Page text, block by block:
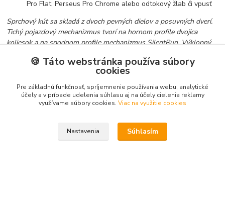
Pro Flat, Perseus Pro Chrome alebo odtokový žlab či vpusť
Sprchový kút sa skladá z dvoch pevných dielov a posuvných dverí.
Tichý pojazdový mechanizmus tvorí na hornom profile dvojica
koliesok a na spodnom profile mechanizmusSilentRun. Výklopný
profilom (BLNPS) môžete sprispôsobiť stavebný otvor až o 2 cm
z každej strany. Nemusíte tak zbytočne platiť za výrobu drahého
atypu.
Tovar zaradený v kategóriách
🍪 Táto webstránka používa súbory
cookies
Pre základnú funkčnosť, spríjemnenie používania webu, analytické
účely a v prípade udelenia súhlasu aj na účely cielenia reklamy
využívame súbory cookies. Viac na využitie cookies
Nastavenia Súhlasím